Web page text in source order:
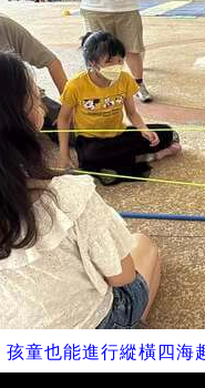
孩童也能進行縱橫四海